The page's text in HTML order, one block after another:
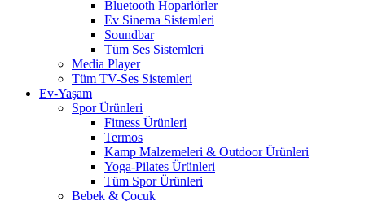
Bluetooth Hoparlörler
Ev Sinema Sistemleri
Soundbar
Tüm Ses Sistemleri
Media Player
Tüm TV-Ses Sistemleri
Ev-Yaşam
Spor Ürünleri
Fitness Ürünleri
Termos
Kamp Malzemeleri & Outdoor Ürünleri
Yoga-Pilates Ürünleri
Tüm Spor Ürünleri
Bebek & Çocuk